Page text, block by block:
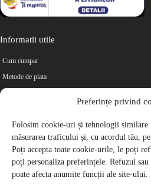
Preferințe privind
Folosim cookie-uri și tehnologii similare
măsurarea traficului și, cu acordul tău,
Poți accepta toate cookie-urile, le poți
poți personaliza preferințele. Refuzul
poate afecta anumite funcții ale site-ului.
Informatii utile
Cum cumpar
Metode de plata
Retur
Cariere
Politica de Confidentialitate
Politica de cookie-uri